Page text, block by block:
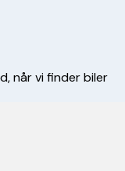
når vi finder biler